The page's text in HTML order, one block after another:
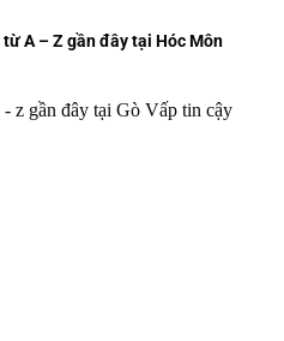
A – Z gần đây tại Hóc Môn